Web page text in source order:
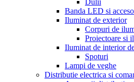
Dulii
Banda LED si
Iluminat de exterior
Corpuri de
Proiectoare si
Iluminat de interior
Spoturi
Lampi de veghe
Distributie electrica si